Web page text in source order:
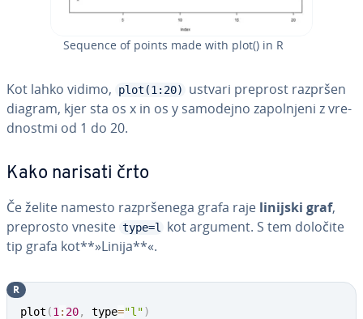
Sequence of points made with plot() in R
Kot lahko vidimo, plot(1:20)
ustvari preprost razpršen
diagram, kjer sta os x in os y samodejno za­pol­nje­ni z vre­
dnost­mi od 1 do 20.
Kako narisati črto
Če želite namesto raz­pr­še­ne­ga grafa raje linijski graf,
preprosto vnesite type=l
kot argument. S tem določite
tip grafa kot**»Linija**«.
plot (1 : 20, type="l")
R